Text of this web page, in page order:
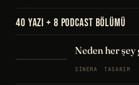
40 YAZI + 8 PODCAST BÖLÜMÜ
Neden her
SINEMA TASARIM